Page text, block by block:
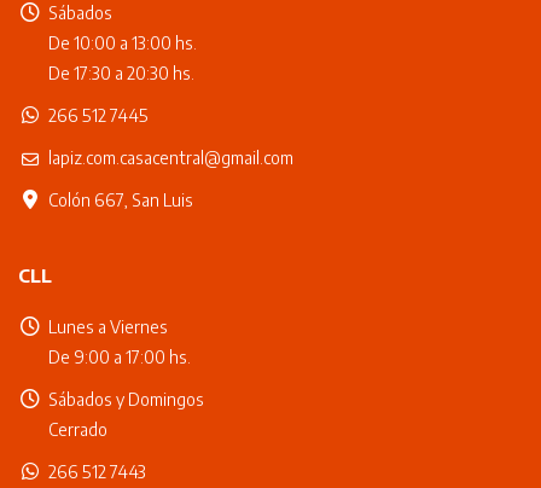
Sábados
De 10:00 a 13:00 hs.
De 17:30 a 20:30 hs.
266 512 7445
lapiz.com.casacentral@gmail.com
Colón 667, San Luis
CLL
Lunes a Viernes
De 9:00 a 17:00 hs.
Sábados y Domingos
Cerrado
266 512 7443